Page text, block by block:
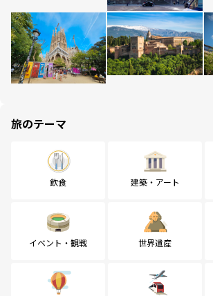
旅のテーマ
飲食 建築・アート
イベント・観戦 世界遺産